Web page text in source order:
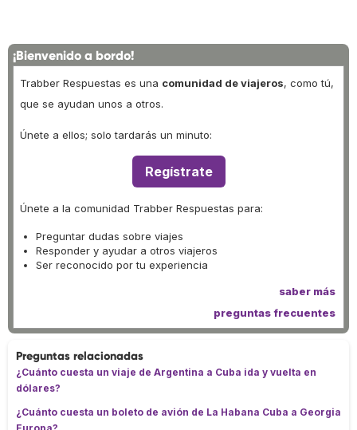
¡Bienvenido a bordo!
Trabber Respuestas es una comunidad de viajeros, como tú,
que se ayudan unos a otros.
Únete a ellos; solo tardarás un minuto:
Regístrate
Únete a la comunidad Trabber Respuestas para:
Preguntar dudas sobre viajes
Responder y ayudar a otros viajeros
Ser reconocido por tu experiencia
saber más
preguntas frecuentes
Preguntas relacionadas
¿Cuánto cuesta un viaje de Argentina a Cuba ida y vuelta en
dólares?
¿Cuánto cuesta un boleto de avión de La Habana Cuba a Georgia